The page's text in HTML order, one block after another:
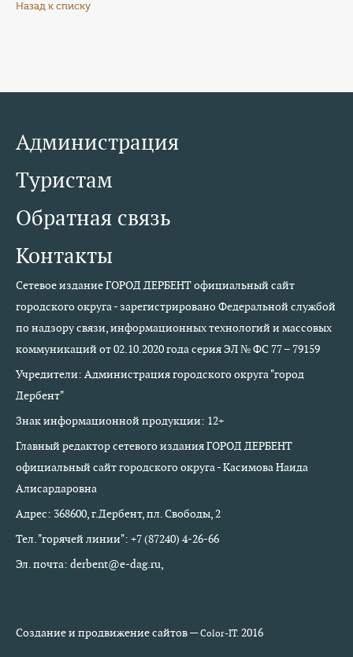
Назад к списку
Администрация
Туристам
Обратная связь
Контакты
Сетевое издание ГОРОД ДЕРБЕНТ официальный сайт
городского округа - зарегистрировано Федеральной службой
по надзору связи, информационных технологий и массовых
коммуникаций от 02.10.2020 года серия ЭЛ № ФС 77 – 79159
Учредители: Администрация городского округа "город
Дербент"
Знак информационной продукции: 12+
Главный редактор сетевого издания ГОРОД ДЕРБЕНТ
официальный сайт городского округа - Касимова Наида
Алисардаровна
Адрес: 368600, г.Дербент, пл. Свободы, 2
Тел. "горячей линии": +7 (87240) 4-26-66
Эл. почта: derbent@e-dag.ru,
Создание и продвижение сайтов —Color-IT.2016